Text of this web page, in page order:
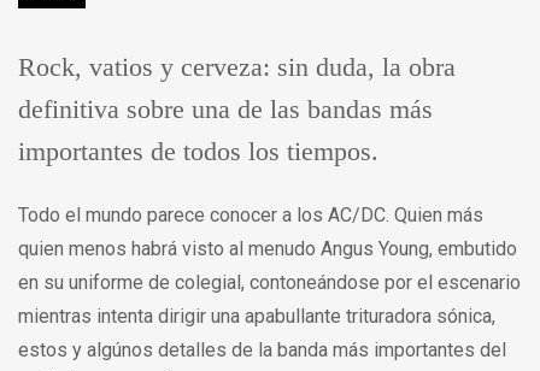
Rock, vatios y cerveza: sin duda, la obra
definitiva sobre una de las bandas más
importantes de todos los tiempos.
Todo el mundo parece conocer a los AC/DC. Quien más
quien menos habrá visto al menudo Angus Young, embutido
en su uniforme de colegial, contoneándose por el escenario
mientras intenta dirigir una apabullante trituradora sónica,
estos y algúnos detalles de la banda más importantes del